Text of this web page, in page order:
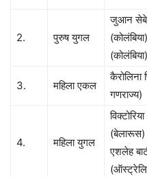
2. पुरुष युगल
जुआन
(कोलंबिया)
3. महिला एकल
कैरोलिना
गणराज्य)
4. महिला युगल
(बेलारूस)
एशलेह